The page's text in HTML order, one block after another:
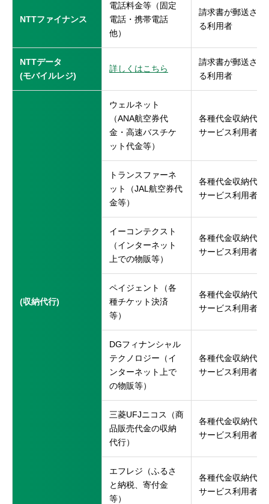
NTTファイナンス
電話料金等（固定
電話・携帯電話
他）
請求書が郵送され
る利用者
NTTデータ
(モバイルレジ)
詳しくはこちら
請求書が郵送され
る利用者
(収納代行)
ウェルネット
（ANA航空券代
金・高速バスチケ
ット代金等）
各種代金収納代行
サービス利用者
トランスファーネ
ット（JAL航空券代
金等）
各種代金収納代行
サービス利用者
イーコンテクスト
（インターネット
上での物販等）
各種代金収納代行
サービス利用者
ペイジェント（各
種チケット決済
等）
各種代金収納代行
サービス利用者
DGフィナンシャル
テクノロジー（イ
ンターネット上で
の物販等）
各種代金収納代行
サービス利用者
三菱UFJニコス（商
品販売代金の収納
代行）
各種代金収納代行
サービス利用者
エフレジ（ふるさ
と納税、寄付金
等）
各種代金収納代行
サービス利用者